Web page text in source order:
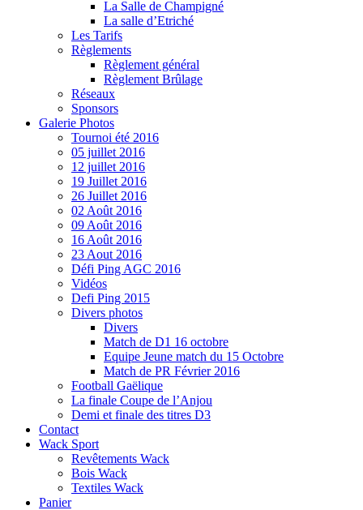
La Salle de Champigné
La salle d’Etriché
Les Tarifs
Règlements
Règlement général
Règlement Brûlage
Réseaux
Sponsors
Galerie Photos
Tournoi été 2016
05 juillet 2016
12 juillet 2016
19 Juillet 2016
26 Juillet 2016
02 Août 2016
09 Août 2016
16 Août 2016
23 Aout 2016
Défi Ping AGC 2016
Vidéos
Defi Ping 2015
Divers photos
Divers
Match de D1 16 octobre
Equipe Jeune match du 15 Octobre
Match de PR Février 2016
Football Gaëlique
La finale Coupe de l’Anjou
Demi et finale des titres D3
Contact
Wack Sport
Revêtements Wack
Bois Wack
Textiles Wack
Panier